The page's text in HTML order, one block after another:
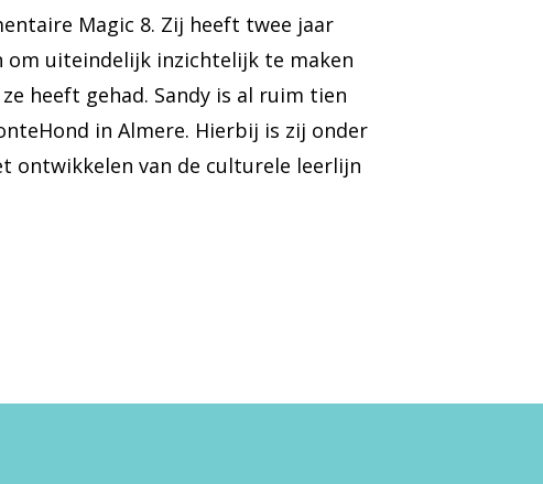
Magic 8. Zij heeft twee jaar
uiteindelijk inzichtelijk te maken
heeft gehad. Sandy is al ruim tien
in Almere. Hierbij is zij onder
ontwikkelen van de culturele leerlijn